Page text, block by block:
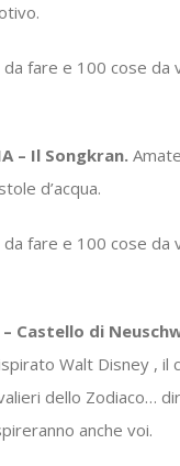
– Il Songkran.
d’acqua.
– Castello di
Walt Disney , il
dello Zodiaco…
anche voi.